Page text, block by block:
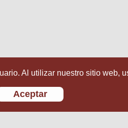
Al utilizar nuestro sitio web,
Aceptar